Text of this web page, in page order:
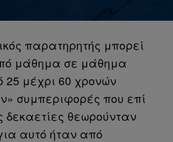
παρατηρητής μπορεί
μάθημα σε μάθημα
25 μέχρι 60 χρονών
συμπεριφορές που επί
θεωρούνταν
αυτό ήταν από